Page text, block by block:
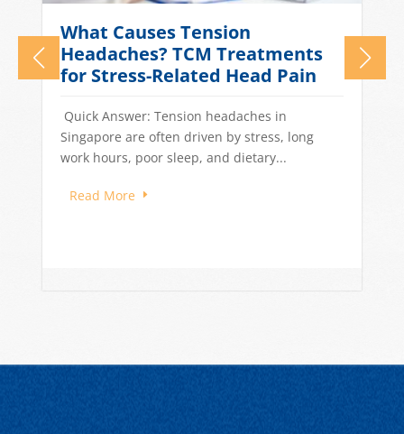
What Causes Tension
Headaches? TCM Treatments
for Stress-Related Head Pain
Quick Answer: Tension headaches in
Singapore are often driven by stress, long
work hours, poor sleep, and dietary...
Read More